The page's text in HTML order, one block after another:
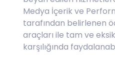
Medya İçerik ve
tarafından belirlenen
araçları ile tam ve
karşılığında